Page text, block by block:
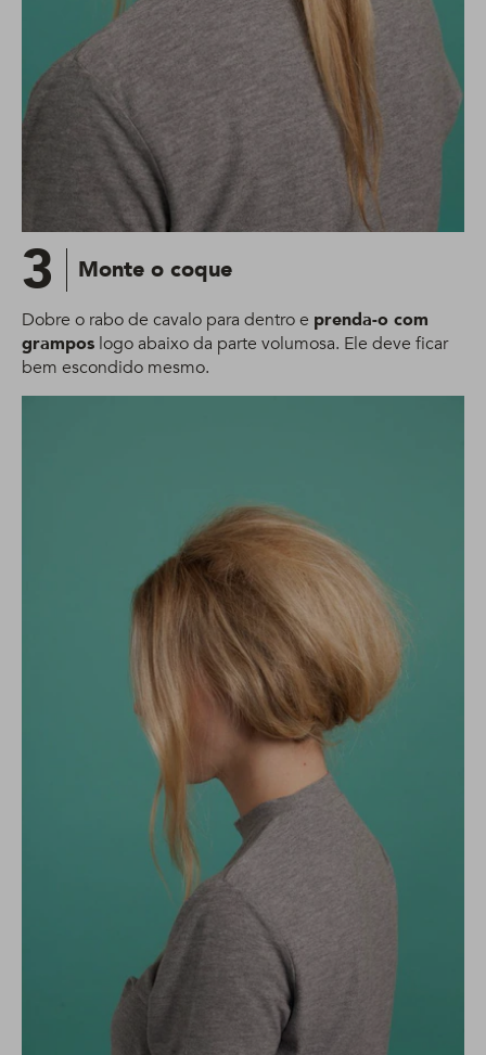
3 Monte o coque
Dobre o rabo de cavalo para dentro e prenda-o com
grampos logo abaixo da parte volumosa. Ele deve ficar
bem escondido mesmo.